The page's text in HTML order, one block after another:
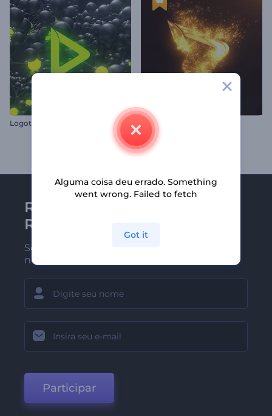
Logotipo Explosão Molecular Logotipo Fusão Partículas
Receba a newsletter da
Renderforest
Seja um dos primeiros a receber
nossas últimas novidades e ofertas
Participar
Alguma coisa deu errado. Something
went wrong. Failed to fetch
Got it